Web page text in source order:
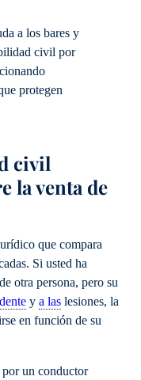
a los bares y
civil por
protegen
civil
la venta de
que compara
Si usted ha
otra persona, pero su
y a las lesiones, la
en función de su
un conductor